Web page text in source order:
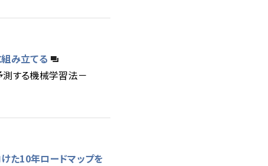
み立てる
する機械学習法－
た10年ロードマップを